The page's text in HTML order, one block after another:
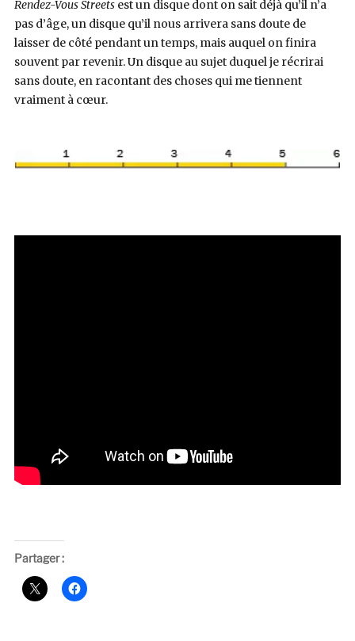
Rendez-Vous Streetsest un disque dont on sait déjà qu’il n’a
pas d’âge, un disque qu’il nous arrivera sans doute de
laisser de côté pendant un temps, mais auquel on finira
souvent par revenir. Un disque au sujet duquel je récrirai
sans doute, en racontant des choses qui me tiennent
vraiment à cœur.
Partager :